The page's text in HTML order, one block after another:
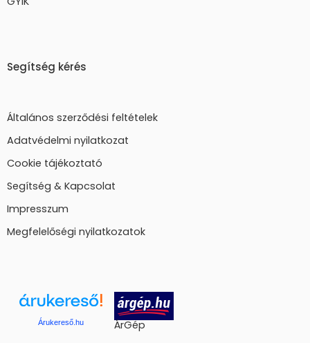
Segítség kérés
Általános szerződési feltételek
Adatvédelmi nyilatkozat
Cookie tájékoztató
Segítség & Kapcsolat
Impresszum
Megfelelőségi nyilatkozatok
Árukereső.hu ÁrGép